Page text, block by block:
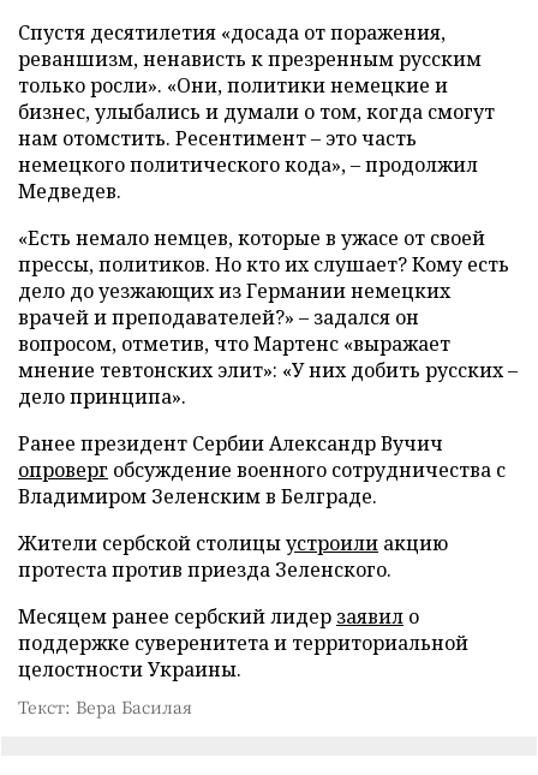
Спустя десятилетия «досада от поражения,
реваншизм, ненависть к презренным русским
только росли». «Они, политики немецкие и
бизнес, улыбались и думали о том, когда смогут
нам отомстить. Ресентимент – это часть
немецкого политического кода», – продолжил
Медведев.
«Есть немало немцев, которые в ужасе от своей
прессы, политиков. Но кто их слушает? Кому есть
дело до уезжающих из Германии немецких
врачей и преподавателей?» – задался он
вопросом, отметив, что Мартенс «выражает
мнение тевтонских элит»: «У них добить русских –
дело принципа».
Ранее президент Сербии Александр Вучич
опроверг обсуждение военного сотрудничества с
Владимиром Зеленским в Белграде.
Жители сербской столицыустроили акцию
протеста против приезда Зеленского.
Месяцем ранее сербский лидер заявил о
поддержке суверенитета и территориальной
целостности Украины.
Текст: Вера Басилая